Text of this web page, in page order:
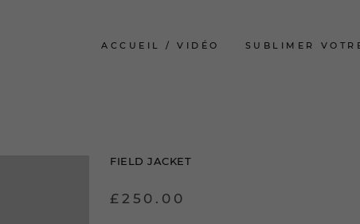
ACCUEIL / VIDÉO SUBLIMER
FIELD JACKET
£ 250.00